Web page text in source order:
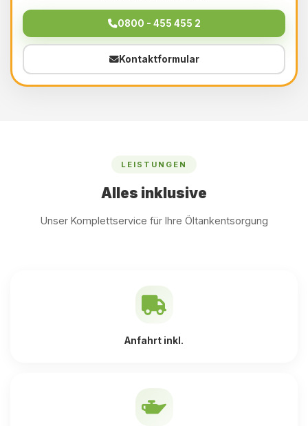
0800 - 455 455 2
Kontaktformular
LEISTUNGEN
Alles inklusive
Unser Komplettservice für Ihre Öltankentsorgung
Anfahrt inkl.